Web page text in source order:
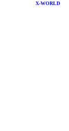
X-WORLD